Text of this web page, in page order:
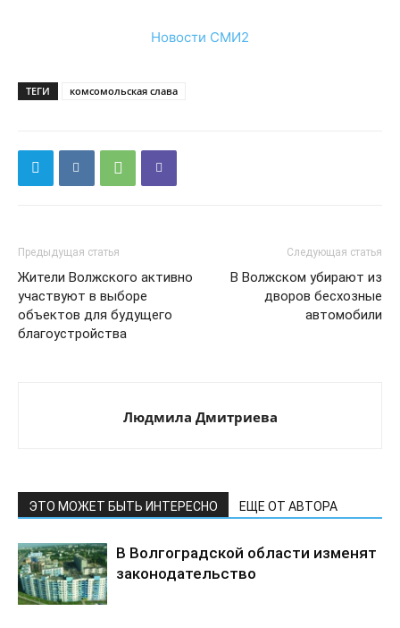
Новости СМИ2
ТЕГИ комсомольская слава
Предыдущая статья
Жители Волжского активно
участвуют в выборе
объектов для будущего
благоустройства
Следующая статья
В Волжском убирают из
дворов бесхозные
автомобили
Людмила Дмитриева
ЭТО МОЖЕТ БЫТЬ ИНТЕРЕСНО ЕЩЕ ОТ АВТОРА
В Волгоградской области изменят
законодательство